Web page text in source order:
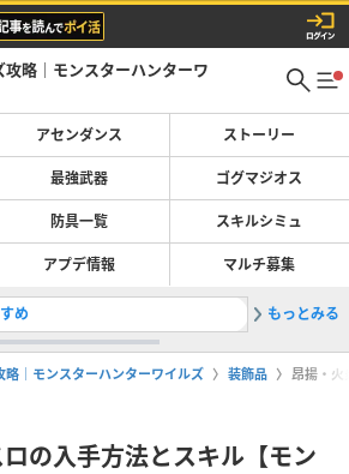
攻略｜モンスターハンターワ
アセンダンス ストーリー
最強武器 ゴグマジオス
防具一覧 スキルシミュ
アプデ情報 マルチ募集
め 2初心者
もっとみる
略｜モンスターハンターワイルズ 装飾品 昂揚・火
の入手方法とスキル【モン